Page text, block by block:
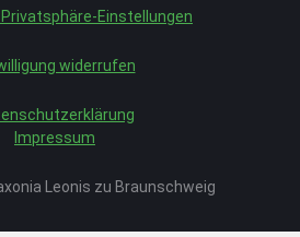
Einstellungen
widerrufen
Impressum
Leonis zu Braunschweig